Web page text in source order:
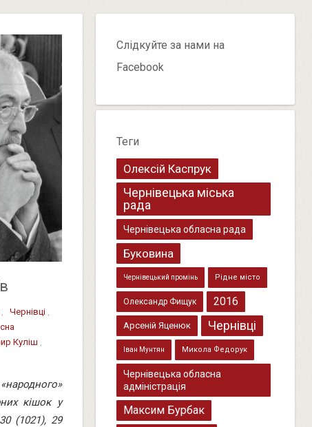
, Чернівці ,
Куліш ,
кішок у
(1021), 29
Слідкуйте за нами на
Facebook
Теги
Олексій Каспрук
Чернівецька міська
рада
Чернівецька обласна рада
Буковина
Чернівецький промінь Рідне місто
Олександр Фищук 2016
Арсеній Яценюк Чернівці
Іван Мунтян Микола Федорук
Чернівецька обласна
адміністрація
Максим Бурбак